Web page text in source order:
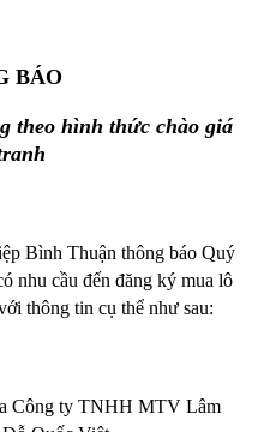
BÁO
theo hình thức chào giá
Bình Thuận thông báo Quý
nhu cầu đến đăng ký mua lô
thông tin cụ thể như sau:
Công ty TNHH MTV Lâm